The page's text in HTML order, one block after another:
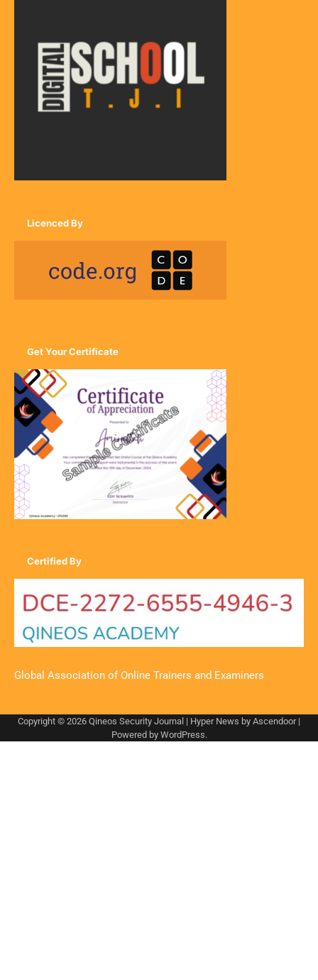
Licenced By
Get Your Certificate
Certified By
Global Association of Online Trainers and Examiners
Copyright © 2026 Qineos Security Journal | Hyper News by Ascendoor|
Powered by WordPress.